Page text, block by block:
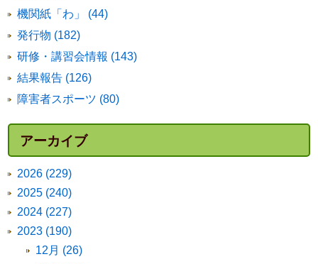
機関紙「わ」 (44)
発行物 (182)
研修・講習会情報 (143)
結果報告 (126)
障害者スポーツ (80)
アーカイブ
2026 (229)
2025 (240)
2024 (227)
2023 (190)
12月 (26)